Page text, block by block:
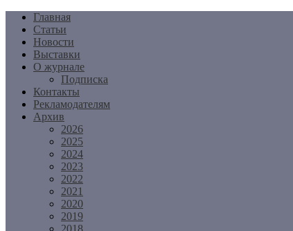
Перейти
содержимому
Главная
Статьи
Новости
Выставки
О журнале
Подписка
Контакты
Рекламодателям
Архив
2026
2025
2024
2023
2022
2021
2020
2019
2018